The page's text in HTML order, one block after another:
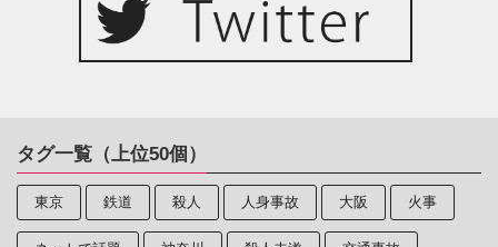
タグ一覧（上位50個）
東京 鉄道 殺人 人身事故 大阪 火事